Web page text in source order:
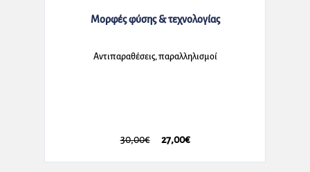
Μορφές φύσης & τεχνολογίας
Αντιπαραθέσεις, παραλληλισμοί
30,00€ 27,00€